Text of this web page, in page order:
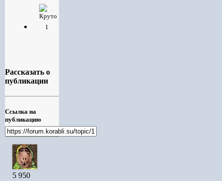
1
Рассказать о
публикации
Ссылка на
публикацию
5 950